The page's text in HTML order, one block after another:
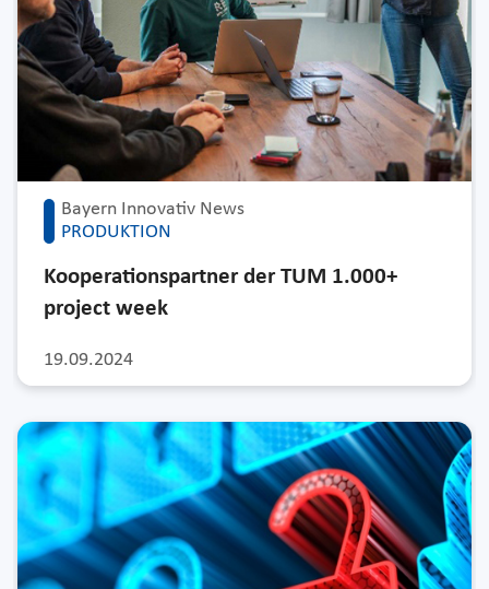
Bayern Innovativ News
PRODUKTION
19.09.2024
Kooperationspartner der TUM 1.000+
project week